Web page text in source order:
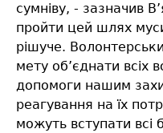
сумніву, - зазначив
пройти цей шлях
рішуче.
мету об’єднати всіх
допомоги нашим
реагування на їх
можуть вступати всі